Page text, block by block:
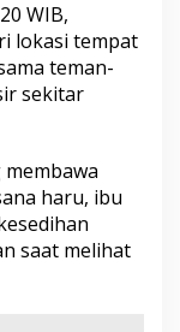
WIB,
lokasi tempat
teman-
sekitar
haru, ibu
saat melihat